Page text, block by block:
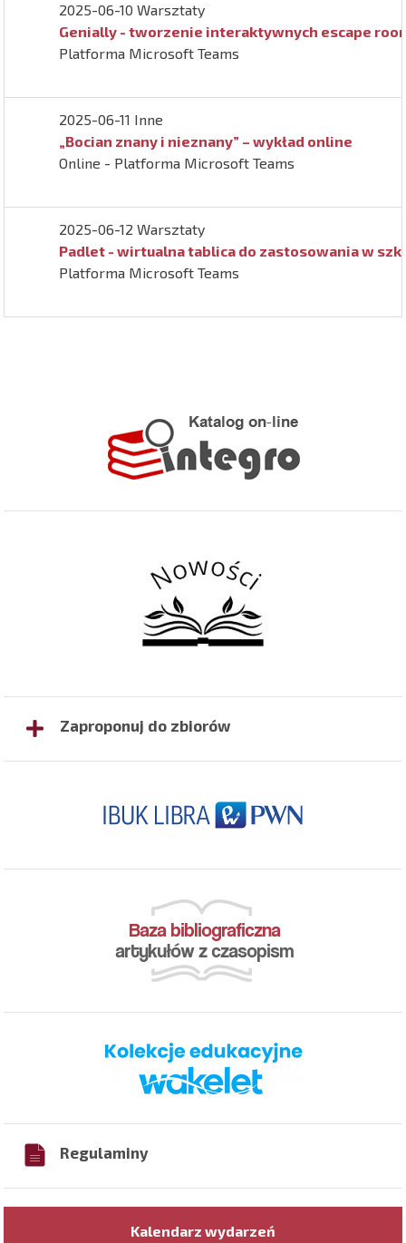
2025-06-10 Warsztaty
Genially - tworzenie interaktywnych escape
Platforma Microsoft Teams
2025-06-11 Inne
„Bocian znany i nieznany” – wykład online
Online - Platforma Microsoft Teams
2025-06-12 Warsztaty
Padlet - wirtualna tablica do zastosowania w
Platforma Microsoft Teams
Zaproponuj do zbiorów
Regulaminy
Kalendarz wydarzeń